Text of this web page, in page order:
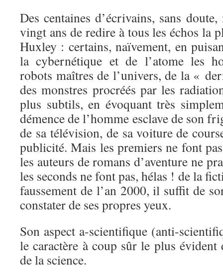
Des centaines d’écrivains, sans doute,
vingt ans de redire à tous les échos la
Huxley : certains, naïvement, en
la cybernétique et de l’atome les
robots maîtres de l’univers, de la «
des monstres procréés par les
plus subtils, en évoquant très
démence de l’homme esclave de son
de sa télévision, de sa voiture de
publicité. Mais les premiers ne font
les auteurs de romans d’aventure ne
les seconds ne font pas, hélas ! de la
faussement de l’an 2000, il suffit de
constater de ses propres yeux.
Son aspect a-scientifique (anti-
le caractère à coup sûr le plus évident
de la science.